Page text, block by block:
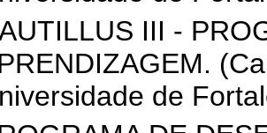
III -
de